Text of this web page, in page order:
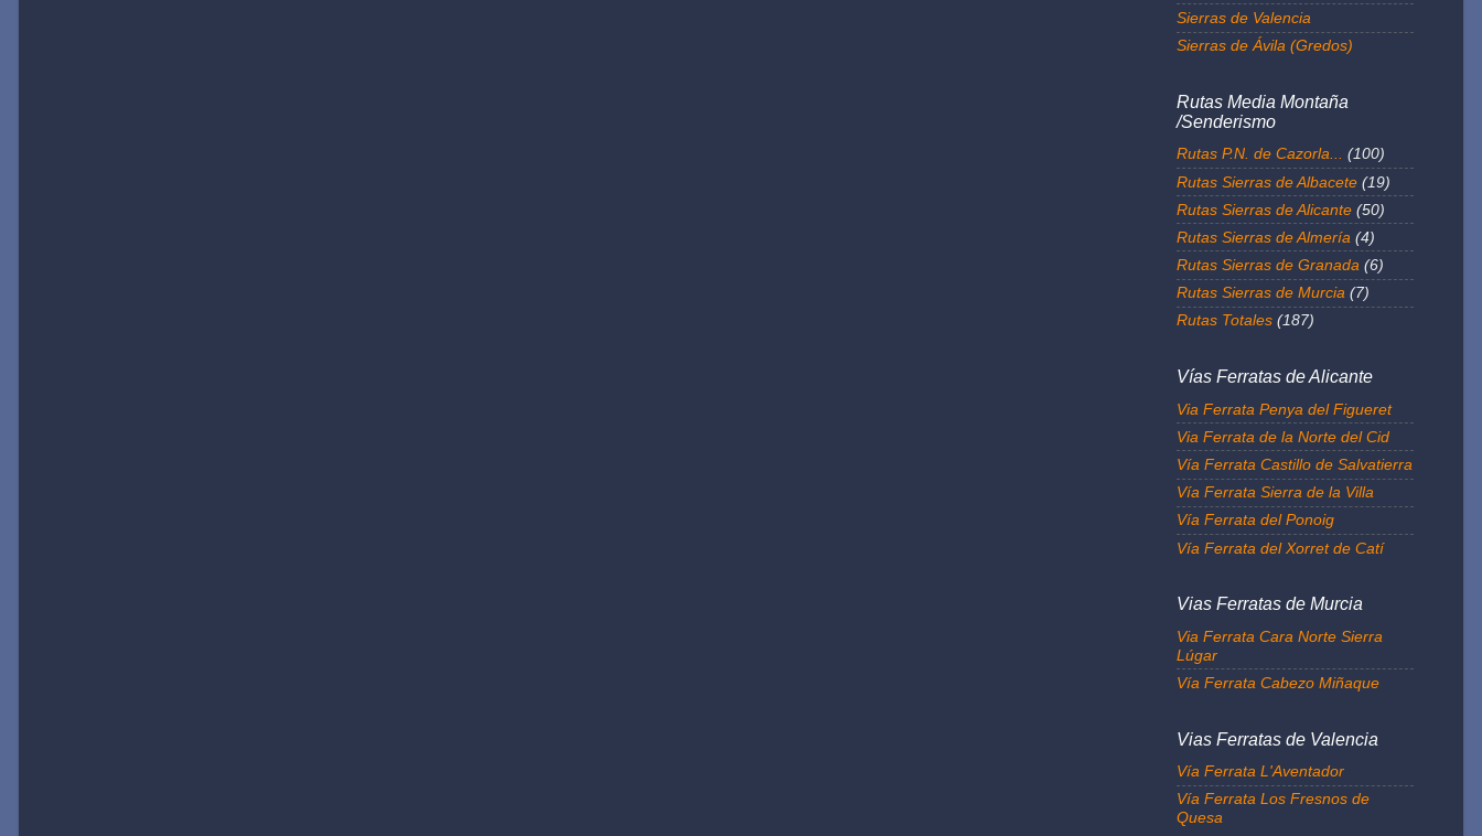
Sierras de Valencia
Sierras de Ávila (Gredos)
Rutas Media Montaña
/Senderismo
Rutas P.N. de Cazorla... (100)
Rutas Sierras de Albacete (19)
Rutas Sierras de Alicante (50)
Rutas Sierras de Almería (4)
Rutas Sierras de Granada (6)
Rutas Sierras de Murcia (7)
Rutas Totales (187)
Vías Ferratas de Alicante
Via Ferrata Penya del Figueret
Via Ferrata de la Norte del Cid
Vía Ferrata Castillo de Salvatierra
Vía Ferrata Sierra de la Villa
Vía Ferrata del Ponoig
Vía Ferrata del Xorret de Catí
Vias Ferratas de Murcia
Via Ferrata Cara Norte Sierra
Lúgar
Vía Ferrata Cabezo Miñaque
Vias Ferratas de Valencia
Vía Ferrata L'Aventador
Vía Ferrata Los Fresnos de
Quesa